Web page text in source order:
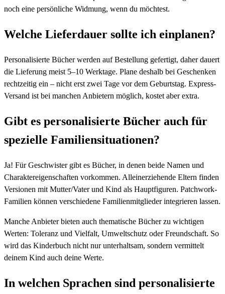
noch eine persönliche Widmung, wenn du möchtest.
Welche Lieferdauer sollte ich einplanen?
Personalisierte Bücher werden auf Bestellung gefertigt, daher dauert
die Lieferung meist 5–10 Werktage. Plane deshalb bei Geschenken
rechtzeitig ein – nicht erst zwei Tage vor dem Geburtstag. Express-
Versand ist bei manchen Anbietern möglich, kostet aber extra.
Gibt es personalisierte Bücher auch für
spezielle Familiensituationen?
Ja! Für Geschwister gibt es Bücher, in denen beide Namen und
Charaktereigenschaften vorkommen. Alleinerziehende Eltern finden
Versionen mit Mutter/Vater und Kind als Hauptfiguren. Patchwork-
Familien können verschiedene Familienmitglieder integrieren lassen.
Manche Anbieter bieten auch thematische Bücher zu wichtigen
Werten: Toleranz und Vielfalt, Umweltschutz oder Freundschaft. So
wird das Kinderbuch nicht nur unterhaltsam, sondern vermittelt
deinem Kind auch deine Werte.
In welchen Sprachen sind personalisierte